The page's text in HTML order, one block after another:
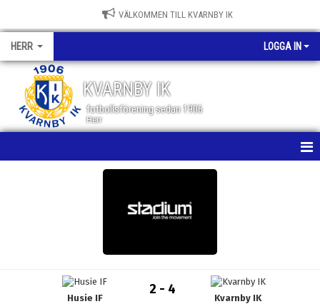
VÄLKOMMEN TILL KVARNBY IK
HERR LOGGA IN
KVARNBY IK
fotbollsförening sedan 1906
Herr
Husie IF
2 - 4
Kvarnby IK